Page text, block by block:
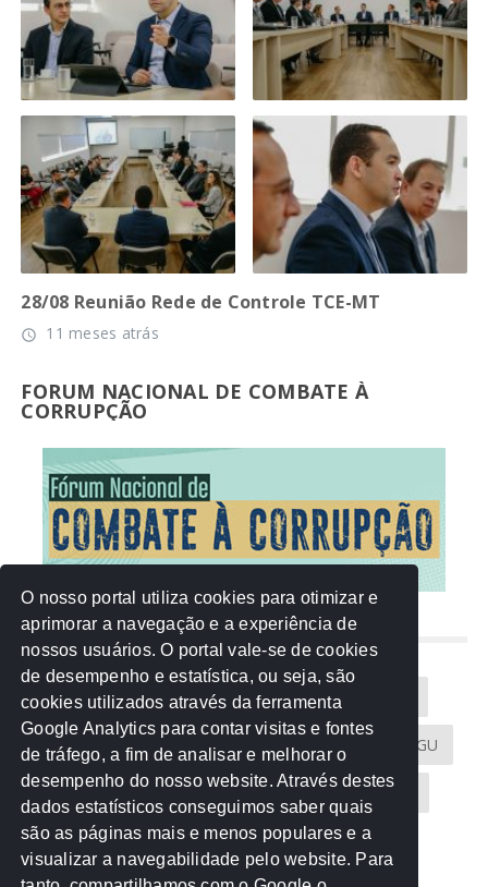
28/08 Reunião Rede de Controle TCE-MT
access_time 11 meses atrás
FORUM NACIONAL DE COMBATE À
CORRUPÇÃO
NUVEM DE TAGS
Acontece na Rede AGU AMM
Atricon Audicom CAU-MT CGU
CREA-MT Eventos MPC-MT MPE-MT
MPF Notícias PF PGE-MT PGR
O nosso portal utiliza cookies para otimizar e
aprimorar a navegação e a experiência de
nossos usuários. O portal vale-se de cookies
de desempenho e estatística, ou seja, são
cookies utilizados através da ferramenta
Google Analytics para contar visitas e fontes
de tráfego, a fim de analisar e melhorar o
desempenho do nosso website. Através destes
dados estatísticos conseguimos saber quais
são as páginas mais e menos populares e a
visualizar a navegabilidade pelo website. Para